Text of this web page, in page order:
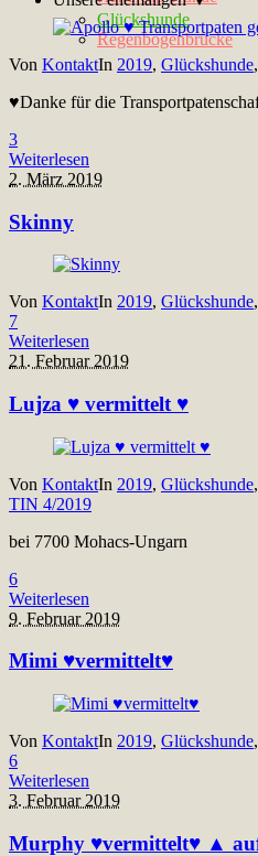
Glückshunde
Regenbogenbrücke
Von KontaktIn 2019, Glückshunde,
♥Danke für die
3
Weiterlesen
2. März 2019
Skinny
Von KontaktIn 2019, Glückshunde,
7
Weiterlesen
21. Februar 2019
Lujza ♥ vermittelt ♥
Von KontaktIn 2019, Glückshunde,
TIN 4/2019
bei 7700 Mohacs-Ungarn
6
Weiterlesen
9. Februar 2019
Mimi ♥vermittelt♥
Von KontaktIn 2019, Glückshunde,
6
Weiterlesen
3. Februar 2019
Murphy ♥vermittelt♥ ▲ auf